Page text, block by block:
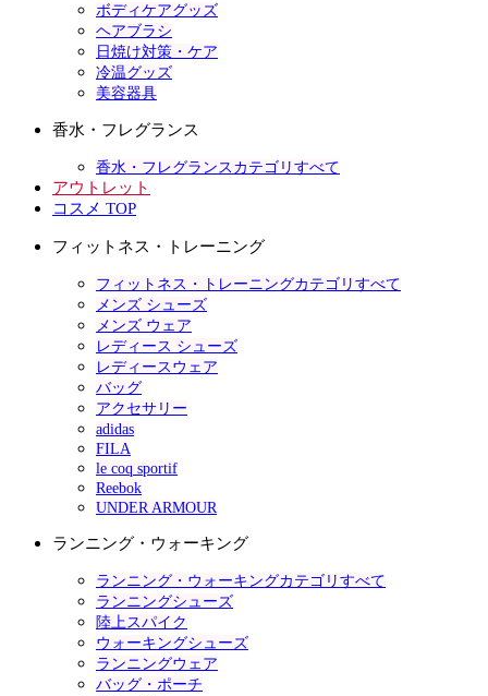
ボディケアグッズ
ヘアブラシ
日焼け対策・ケア
冷温グッズ
美容器具
香水・フレグランス
香水・フレグランスカテゴリすべて
アウトレット
コスメ TOP
フィットネス・トレーニング
フィットネス・トレーニングカテゴリすべて
メンズ シューズ
メンズ ウェア
レディース シューズ
レディースウェア
バッグ
アクセサリー
adidas
FILA
le coq sportif
Reebok
UNDER ARMOUR
ランニング・ウォーキング
ランニング・ウォーキングカテゴリすべて
ランニングシューズ
陸上スパイク
ウォーキングシューズ
ランニングウェア
バッグ・ポーチ